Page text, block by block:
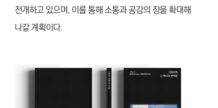
전개하고 있으며, 이를 통해 소통과 공감의 장을 확대해
나갈 계획이다.